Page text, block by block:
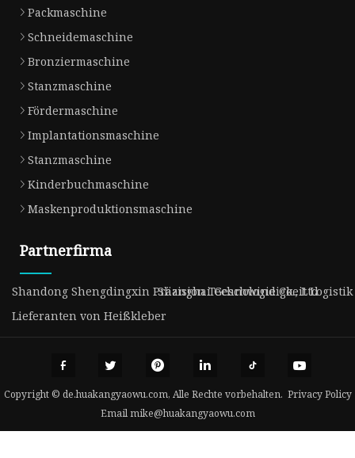
Packmaschine
Schneidemaschine
Bronziermaschine
Stanzmaschine
Fördermaschine
Implantationsmaschine
Stanzmaschine
Kinderbuchmaschine
Maskenproduktionsmaschine
Partnerfirma
Shandong Shengdingxin Präzision Technologie Co., Ltd
Shanghai Geschwindigkeit
Lieferanten von Heißkleber
Copyright © de.huakangyaowu.com, Alle Rechte vorbehalten. Privacy Policy
Emailmike@huakangyaowu.com